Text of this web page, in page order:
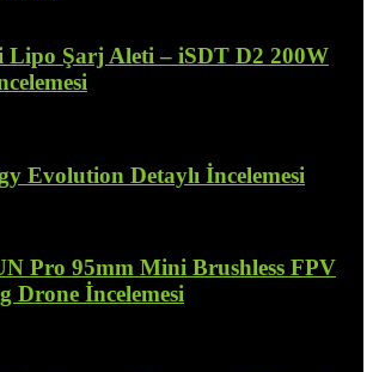
Lipo Şarj Aleti – iSDT D2 200W
Evolution Detaylı İncelemesi
Pro 95mm Mini Brushless FPV
Drone İncelemesi